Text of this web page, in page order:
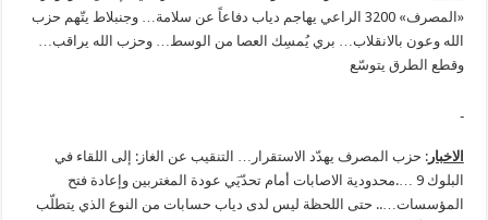
«المصرف» 3200 الراعي يهاجم دياب دفاعاً عن سلامة… وجنبلاط يتّهم حزب
الله وعون بالانقلاب… بري يُمسِك العصا من الوسط… وحزب الله يراقب…
وقطع الطرق يتوسّع
الاخبار: حزب المصرف يهدّد الاستقرار… التنقيب عن الغاز: إلى اللقاء في
البلوك 9 ….محدودية الاصابات أمام تحدّيَي عودة المغتربين وإعادة فتح
المؤسسات….. حتى اللحظة ليس لدى دياب حسابات من النوع الذي يتطلّب